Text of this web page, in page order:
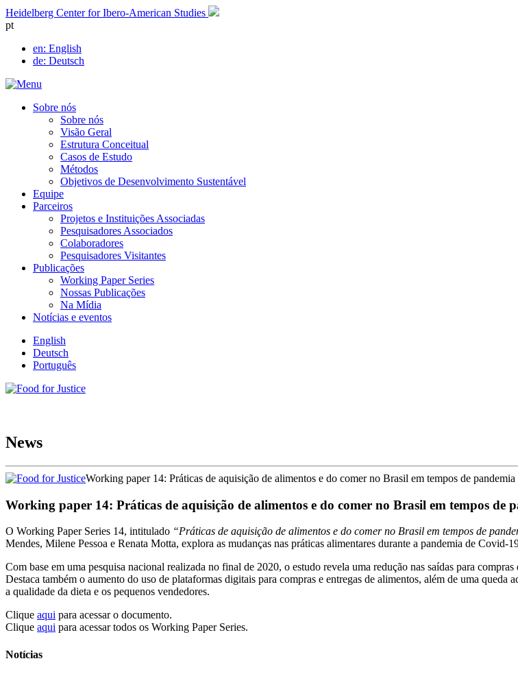
Skip
to
Heidelberg Center for Ibero-American Studies
pt
en: English
de: Deutsch
Sobre nós
Sobre nós
Visão Geral
Estrutura Conceitual
Casos de Estudo
Métodos
Objetivos de Desenvolvimento Sustentável
Equipe
Parceiros
Projetos e Instituições Associadas
Pesquisadores Associados
Colaboradores
Pesquisadores Visitantes
Publicações
Working Paper Series
Nossas Publicações
Na Mídia
Notícias e eventos
English
Deutsch
Português
News
Working paper 14: Práticas de aquisição de alimentos e do comer no Brasil em tempos de pandemia
Working paper 14: Práticas de aquisição de alimentos e do comer no Brasil em tempos de
O Working Paper Series 14, intitulado “Práticas de aquisição de alimentos e do comer no Brasil em tempos de
Mendes, Milene Pessoa e Renata Motta, explora as mudanças nas práticas alimentares durante a pandemia de Covid-
Com base em uma pesquisa nacional realizada no final de 2020, o estudo revela uma redução nas saídas para
Destaca também o aumento do uso de plataformas digitais para compras e entregas de alimentos, além de uma
a qualidade da dieta e os pequenos vendedores.
Clique aqui para acessar o documento.
Clique aqui para acessar todos os Working Paper Series.
Notícias